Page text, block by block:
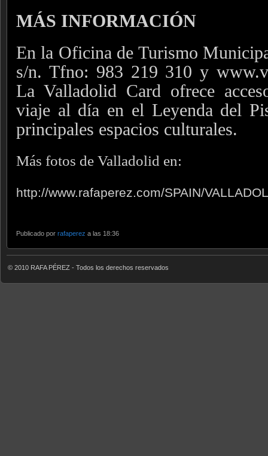
MÁS INFORMACIÓN
En la Oficina de Turismo
s/n. Tfno: 983 219 310 y
La Valladolid Card ofrece
viaje al día en el Leyenda del
principales espacios culturales.
Más fotos de Valladolid en:
http://www.rafaperez.com/SPAIN/
Publicado por rafaperez a las 18:36
© 2010 RAFA PÉREZ - Todos los derechos reservados